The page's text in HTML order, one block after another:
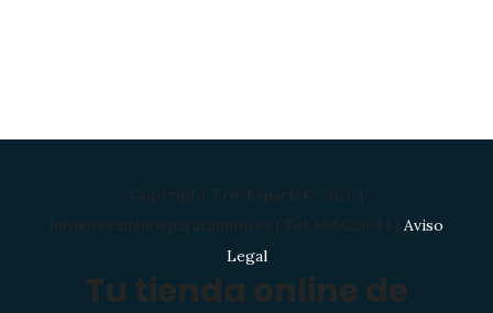
Copyright Trucksparts© 2026 |
info@recambiosparacamion.es | Tel: 695633644 | Aviso
Legal
Tu tienda online de